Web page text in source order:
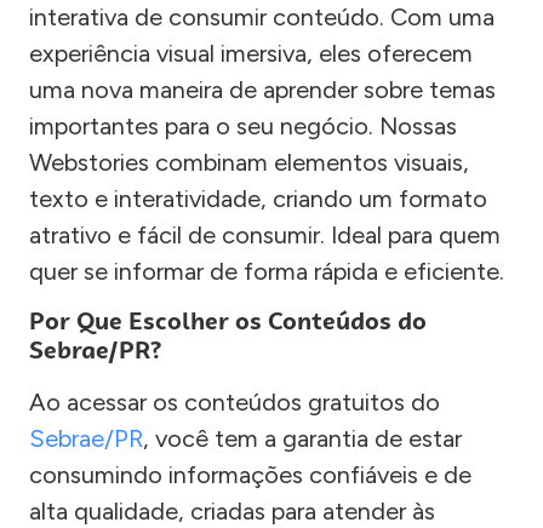
interativa de consumir conteúdo. Com uma
experiência visual imersiva, eles oferecem
uma nova maneira de aprender sobre temas
importantes para o seu negócio. Nossas
Webstories combinam elementos visuais,
texto e interatividade, criando um formato
atrativo e fácil de consumir. Ideal para quem
quer se informar de forma rápida e eficiente.
Por Que Escolher os Conteúdos do
Sebrae/PR?
Ao acessar os conteúdos gratuitos do
Sebrae/PR, você tem a garantia de estar
consumindo informações confiáveis e de
alta qualidade, criadas para atender às